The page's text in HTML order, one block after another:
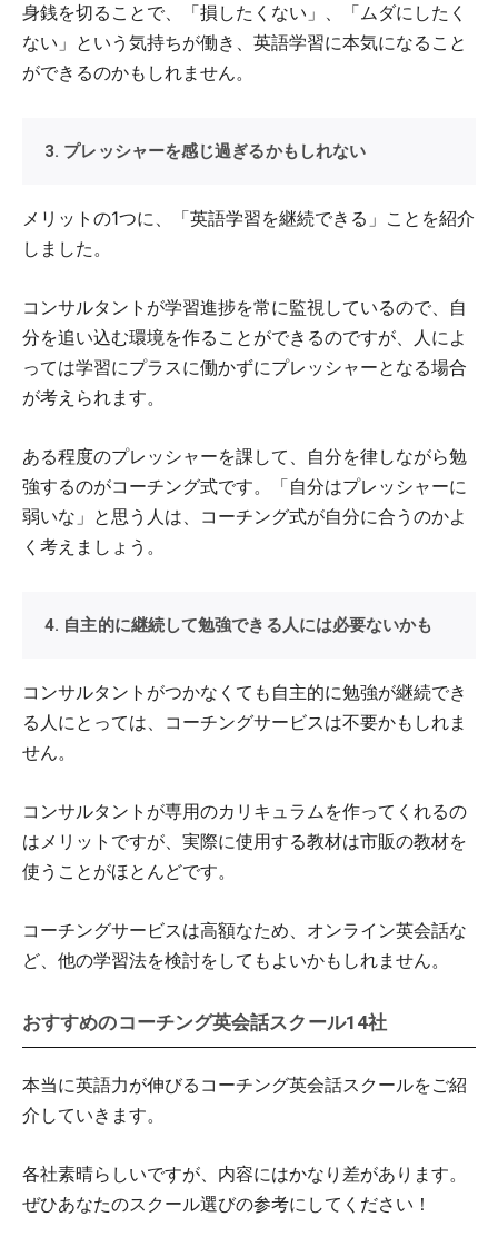
身銭を切ることで、「損したくない」、「ムダにしたく
ない」という気持ちが働き、英語学習に本気になること
ができるのかもしれません。
3. プレッシャーを感じ過ぎるかもしれない
メリットの1つに、「英語学習を継続できる」ことを紹介
しました。
コンサルタントが学習進捗を常に監視しているので、自
分を追い込む環境を作ることができるのですが、人によ
っては学習にプラスに働かずにプレッシャーとなる場合
が考えられます。
ある程度のプレッシャーを課して、自分を律しながら勉
強するのがコーチング式です。「自分はプレッシャーに
弱いな」と思う人は、コーチング式が自分に合うのかよ
く考えましょう。
4. 自主的に継続して勉強できる人には必要ないかも
コンサルタントがつかなくても自主的に勉強が継続でき
る人にとっては、コーチングサービスは不要かもしれま
せん。
コンサルタントが専用のカリキュラムを作ってくれるの
はメリットですが、実際に使用する教材は市販の教材を
使うことがほとんどです。
コーチングサービスは高額なため、オンライン英会話な
ど、他の学習法を検討をしてもよいかもしれません。
おすすめのコーチング英会話スクール14社
本当に英語力が伸びるコーチング英会話スクールをご紹
介していきます。
各社素晴らしいですが、内容にはかなり差があります。
ぜひあなたのスクール選びの参考にしてください！